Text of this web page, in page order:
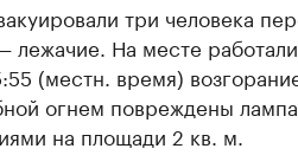
три человека
лежачие. На месте
(местн. время)
огнем повреждены
на площади 2 кв. м.